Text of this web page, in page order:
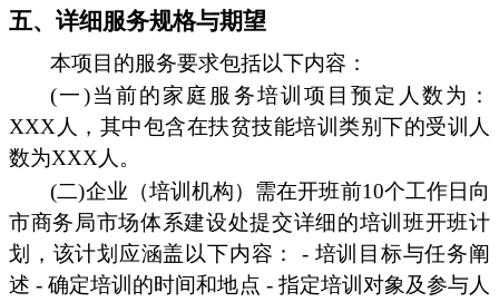
五、详细服务规格与期望
本项目的服务要求包括以下内容：
(一)当前的家庭服务培训项目预定人数为：
XXX人，其中包含在扶贫技能培训类别下的受训人
数为XXX人。
(二)企业（培训机构）需在开班前10个工作日向
市商务局市场体系建设处提交详细的培训班开班计
划，该计划应涵盖以下内容： - 培训目标与任务阐
述 - 确定培训的时间和地点 - 指定培训对象及参与人